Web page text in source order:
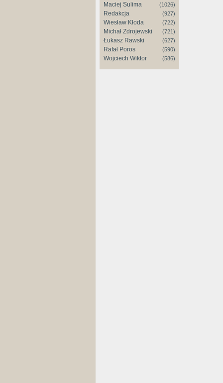
Maciej Sulima (1026)
Redakcja (927)
Wiesław Kłoda (722)
Michał Zdrojewski (721)
Łukasz Rawski (627)
Rafał Poros (590)
Wojciech Wiktor (586)